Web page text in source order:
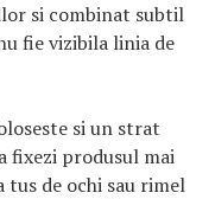
si combinat subtil
fie vizibila linia de
si un strat
fixezi produsul mai
de ochi sau rimel